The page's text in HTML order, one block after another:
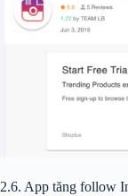
2.6. App tăng follow